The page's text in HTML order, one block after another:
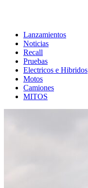
Lanzamientos
Noticias
Recall
Pruebas
Electricos e Hibridos
Motos
Camiones
MITOS